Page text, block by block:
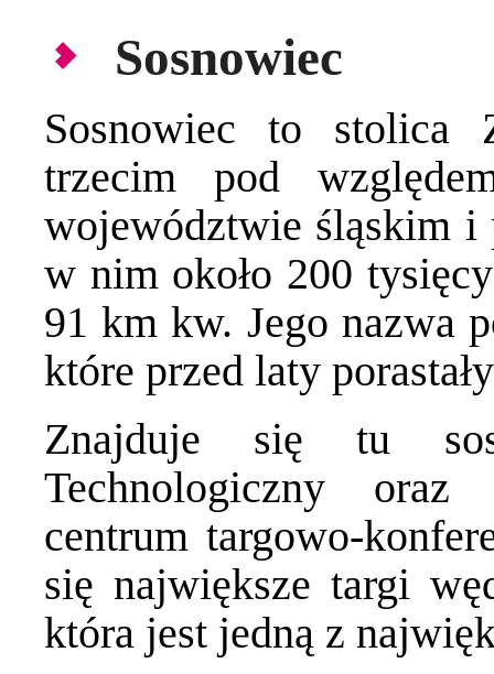
Sosnowiec
Sosnowiec to stolica
trzecim pod
województwie śląskim i
w nim około 200
91 km kw. Jego nazwa
które przed laty
Znajduje się tu
Technologiczny
centrum targowo-
się największe targi
która jest jedną z